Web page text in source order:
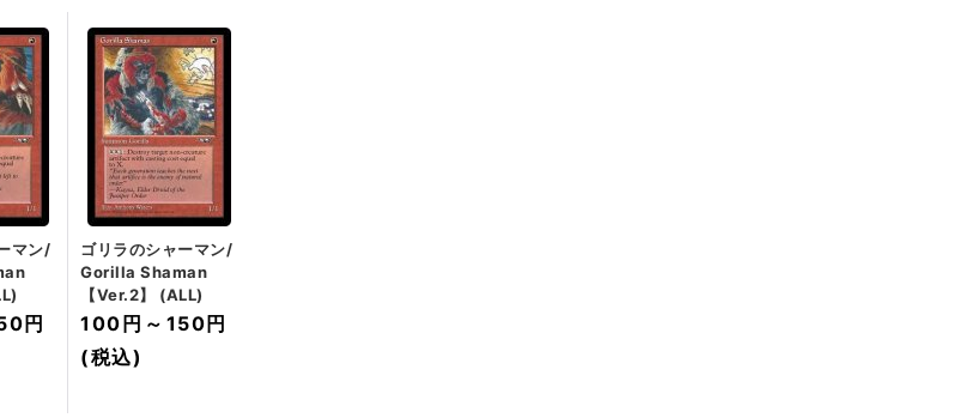
マン/
円
ゴリラのシャーマン/
Gorilla Shaman
【Ver.2】 (ALL)
100円 ～ 150円
(税込)